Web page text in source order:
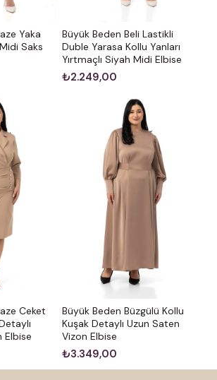
midi elbise.
dokuma elbise.
ürün 38 bedendir.; Manken 36 beden ve
30° Yıkanması Tavsiye Edilir.
önü boydan düğmeli, göğsü fırfır
dokuma elbise.
Yaka
Saks
Büyük Beden Beli Lastikli
Duble Yarasa Kollu Yanları
Yırtmaçlı Siyah Midi Elbise
₺2.249,00
Ceket
Elbise
Büyük Beden Büzgülü Kollu
Kuşak Detaylı Uzun Saten
Vizon Elbise
₺3.349,00